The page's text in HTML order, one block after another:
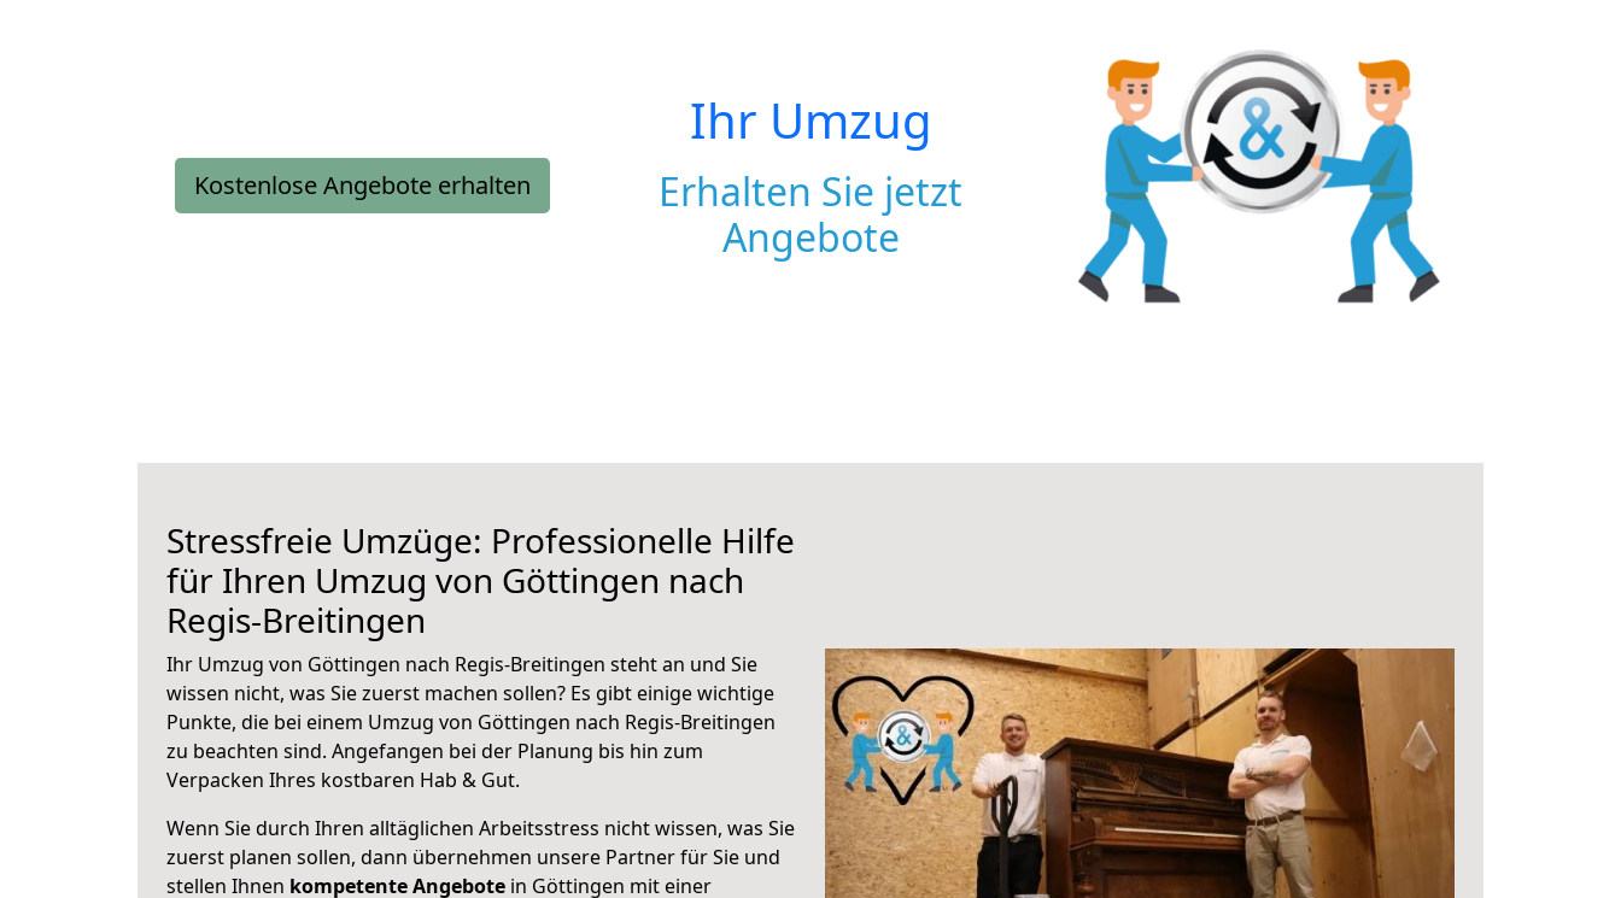
Kostenlose Angebote erhalten
Ihr Umzug
Erhalten Sie jetzt
Angebote
Stressfreie Umzüge: Professionelle Hilfe
für Ihren Umzug von Göttingen nach
Regis-Breitingen
Ihr Umzug von Göttingen nach Regis-Breitingen steht an und Sie
wissen nicht, was Sie zuerst machen sollen? Es gibt einige wichtige
Punkte, die bei einem Umzug von Göttingen nach Regis-Breitingen
zu beachten sind. Angefangen bei der Planung bis hin zum
Verpacken Ihres kostbaren Hab & Gut.
Wenn Sie durch Ihren alltäglichen Arbeitsstress nicht wissen, was Sie
zuerst planen sollen, dann übernehmen unsere Partner für Sie und
stellen Ihnen kompetente Angebote in Göttingen mit einer